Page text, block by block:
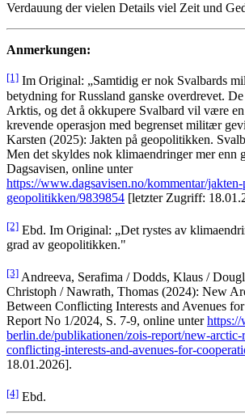
Verdauung der vielen Details viel Zeit und
Anmerkungen:
[1] Im Original: „Samtidig er nok Svalbards
betydning for Russland ganske overdrevet.
Arktis, og det å okkupere Svalbard vil være
krevende operasjon med begrenset militær
Karsten (2025): Jakten på geopolitikken.
Men det skyldes nok klimaendringer mer enn
Dagsavisen, online unter
https://www.dagsavisen.no/kommentar/jakten-
geopolitikken/9839854 [letzter Zugriff:
[2] Ebd. Im Original: „Det rystes av
grad av geopolitikken."
[3] Andreeva, Serafima / Dodds, Klaus /
Christoph / Nawrath, Thomas (2024): New
Between Conflicting Interests and Avenues
Report No 1/2024, S. 7-9, online unter
berlin.de/publikationen/zois-report/new-arctic-
conflicting-interests-and-avenues-for-
18.01.2026].
[4] Ebd.